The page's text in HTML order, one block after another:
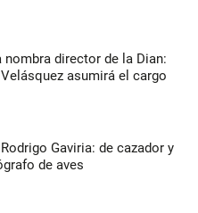
nombra director de la Dian:
asumirá el cargo
Gaviria: de cazador y
de aves